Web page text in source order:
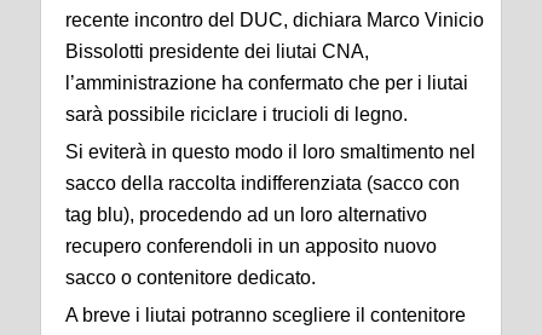
recente incontro del DUC, dichiara Marco Vinicio
Bissolotti presidente dei liutai CNA,
l’amministrazione ha confermato che per i liutai
sarà possibile riciclare i trucioli di legno.
Si eviterà in questo modo il loro smaltimento nel
sacco della raccolta indifferenziata (sacco con
tag blu), procedendo ad un loro alternativo
recupero conferendoli in un apposito nuovo
sacco o contenitore dedicato.
A breve i liutai potranno scegliere il contenitore